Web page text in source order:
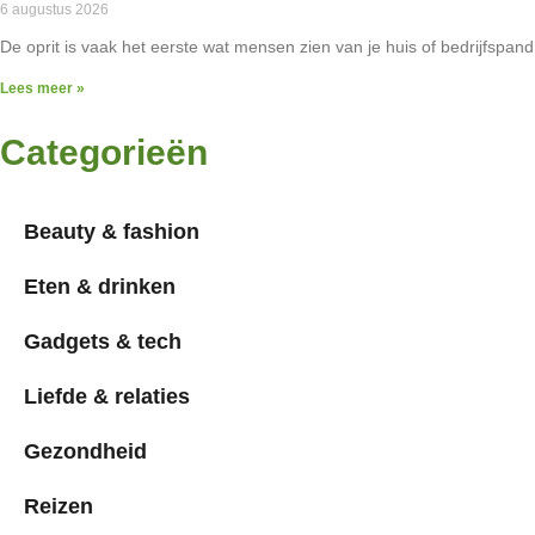
6 augustus 2026
De oprit is vaak het eerste wat mensen zien van je huis of
Lees meer »
Categorieën
Beauty & fashion
Eten & drinken
Gadgets & tech
Liefde & relaties
Gezondheid
Reizen